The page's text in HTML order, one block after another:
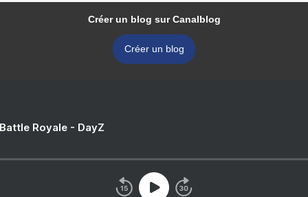
Créer un blog sur Canalblog
Créer un blog
Royale - DayZ